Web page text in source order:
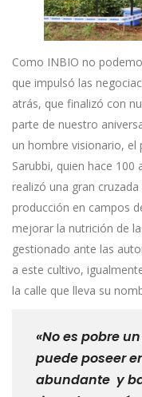
Como INBIO no
que impulsó las
atrás, que finalizó con
parte de nuestro
un hombre visionario, el
Sarubbi, quien hace
realizó una gran
producción en campos
mejorar la nutrición de
gestionado ante las
a este cultivo,
la calle que lleva su
«No es pobre
puede poseer
abundante y